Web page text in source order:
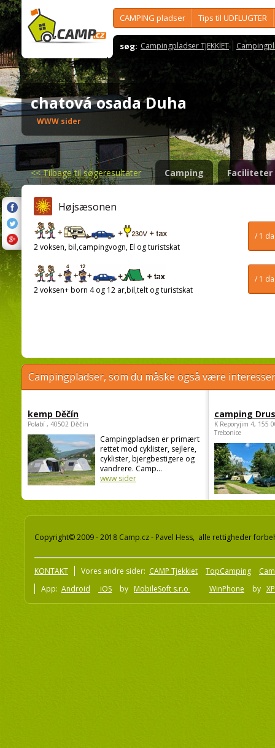
CAMPING pladser Tips til UDFLUGTER
søg: Campingpladser TJEKKIET
chatová osada Duha
WWW sider
<<Tilbage til søgeresultater Camping Faciliteter
Højsæsonen
/ 1
2 voksen, bil,campingvogn, El og turistskat
/ 1
2 voksen+ born 4 og 12 ar,bil,telt og turistskat
Campingpladser, som du måske også være
kemp Děčín
Polabí , 40502 Děčín
Campingpladsen er primært
rettet mod cyklister, sejlere,
cyklister, bjergbestigere og
vandrere. Camp...
www sider
camping
K Reporyjim 4, 155
Trebonice
Copyright© 2009 - 2018 Camp.cz - Pavel Hess, alle rettigheder
KONTAKT Vores andre sider: CAMP Tjekkiet TopCamping
App: Android iOS by MobileSoft s.r.o WinPhone by